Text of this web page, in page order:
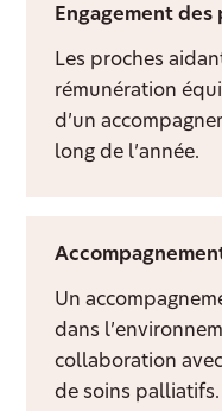
Engagement
Les proches
rémunération
d’un
long de l’année.
Un
dans
collaboration
de soins palliatifs.